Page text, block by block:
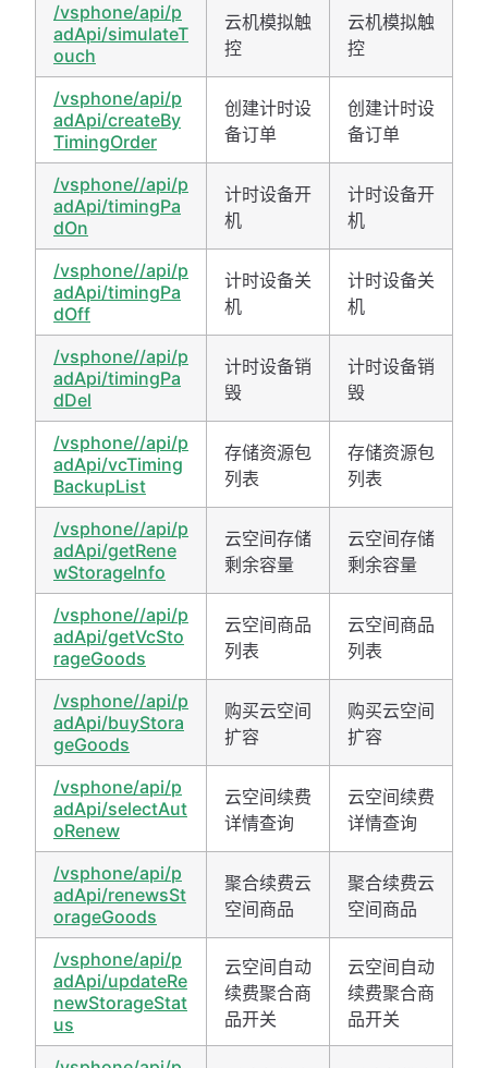
/vsphone/api/p
adApi/simulateT
ouch
云机模拟触
控
云机模拟触
控
/vsphone/api/p
adApi/createBy
TimingOrder
创建计时设
备订单
创建计时设
备订单
/vsphone//api/p
adApi/timingPa
dOn
计时设备开
机
计时设备开
机
/vsphone//api/p
adApi/timingPa
dOff
计时设备关
机
计时设备关
机
/vsphone//api/p
adApi/timingPa
dDel
计时设备销
毁
计时设备销
毁
/vsphone//api/p
adApi/vcTiming
BackupList
存储资源包
列表
存储资源包
列表
/vsphone//api/p
adApi/getRene
wStorageInfo
云空间存储
剩余容量
云空间存储
剩余容量
/vsphone//api/p
adApi/getVcSto
rageGoods
云空间商品
列表
云空间商品
列表
/vsphone//api/p
adApi/buyStora
geGoods
购买云空间
扩容
购买云空间
扩容
/vsphone/api/p
adApi/selectAut
oRenew
云空间续费
详情查询
云空间续费
详情查询
/vsphone/api/p
adApi/renewsSt
orageGoods
聚合续费云
空间商品
聚合续费云
空间商品
/vsphone/api/p
adApi/updateRe
newStorageStat
us
云空间自动
续费聚合商
品开关
云空间自动
续费聚合商
品开关